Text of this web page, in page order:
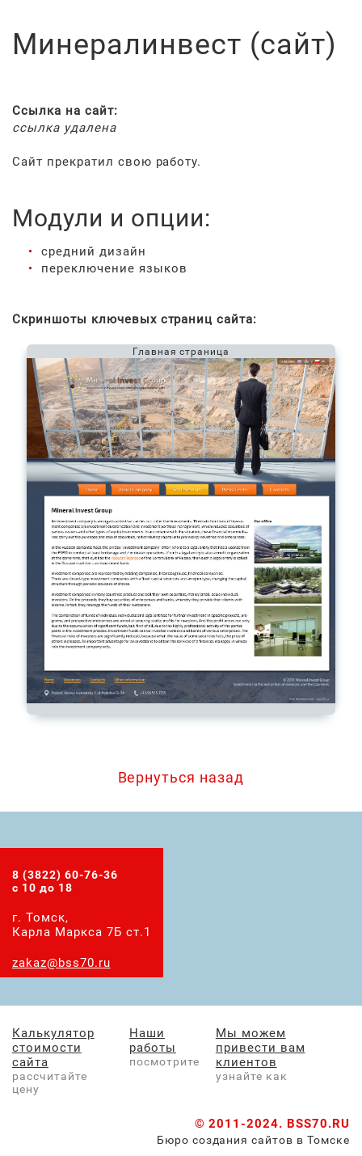
Минералинвест (сайт)
Ссылка на сайт:
ссылка удалена
Сайт прекратил свою работу.
Модули и опции:
средний дизайн
переключение языков
Скриншоты ключевых страниц сайта:
Главная страница
Вернуться назад
8 (3822) 60-76-36
с 10 до 18
г. Томск,
Карла Маркса 7Б ст.1
zakaz@bss70.ru
Калькулятор
стоимости
сайта
рассчитайте
цену
Наши
работы
посмотрите
Мы можем
привести вам
клиентов
узнайте как
© 2011-2024. BSS70.RU
Бюро создания сайтов в Томске